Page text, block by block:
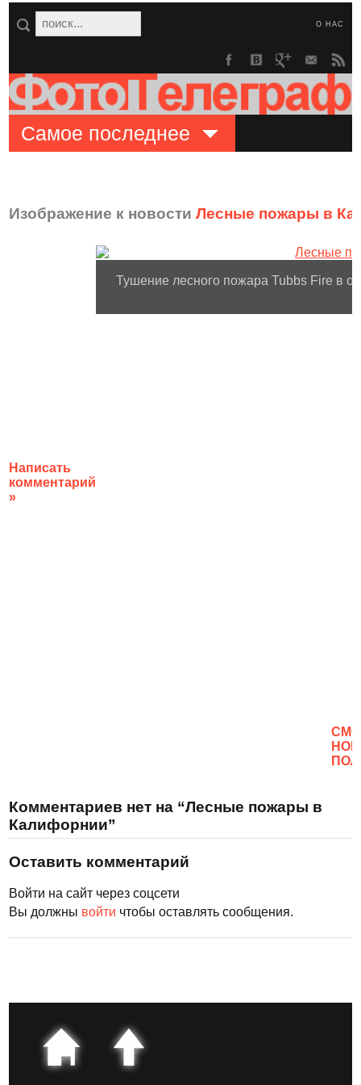
О НАС
Самое последнее
Изображение к новостиЛесные пожары в
Написать
комментарий
»
Тушение лесного пожара Tubbs Fire в
Комментариев нет на “Лесные пожары в
Калифорнии”
Оставить комментарий
Войти на сайт через соцсети
Вы должны войти чтобы оставлять сообщения.